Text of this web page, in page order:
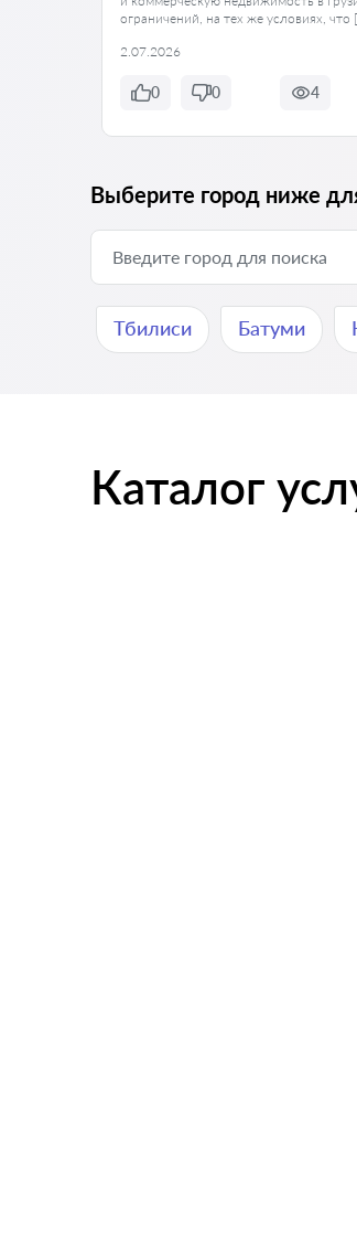
ограничений, на тех же условиях, что
2.07.2026
0 0 4
Выберите город ниже
Тбилиси Батуми
Каталог